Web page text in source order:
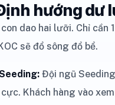
hướng dư
dao hai lưỡi. Chỉ cần
sẽ đổ sông đổ bể.
Đội ngũ
Khách hàng vào